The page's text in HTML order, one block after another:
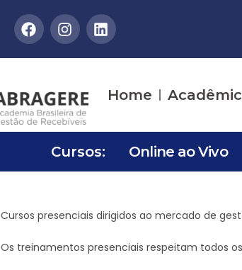
Home
Cursos: Online ao Vivo
Cursos presenciais dirigidos ao mercado de
Os treinamentos presenciais respeitam todos